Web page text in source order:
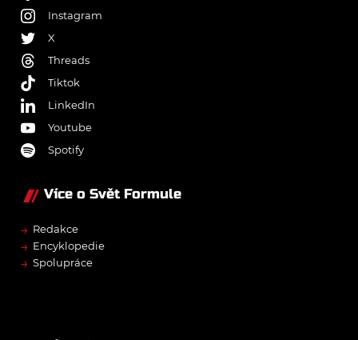
Instagram
X
Threads
Tiktok
LinkedIn
Youtube
Spotify
Více o Svět Formule
→ Redakce
→ Encyklopedie
→ Spolupráce